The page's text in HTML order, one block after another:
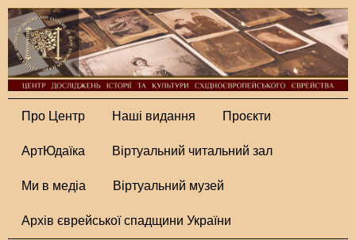
Про Центр Наші видання Проєкти
АртЮдаїка Віртуальний читальний зал
Ми в медіа Віртуальний музей
Архів єврейської спадщини України